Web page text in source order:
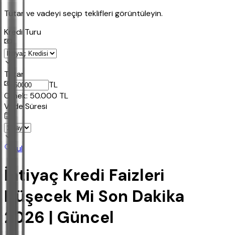
Tutar ve vadeyi seçip teklifleri görüntüleyin.
Kredi Turu
Tutar
TL
Ornek: 50.000 TL
Vade Süresi
Bul
İhtiyaç Kredi Faizleri
Düşecek Mi Son Dakika
2026 | Güncel